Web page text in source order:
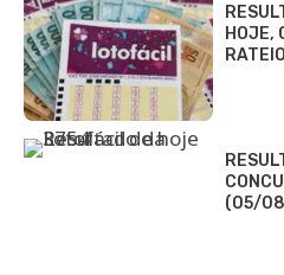
HOJE,
(05/